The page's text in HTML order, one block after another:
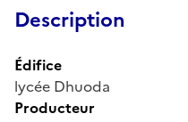
Description
Édifice
lycée Dhuoda
Producteur